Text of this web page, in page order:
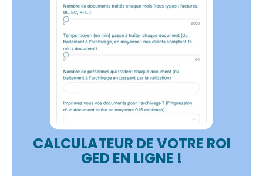
CALCULATEUR DE VOTRE ROI
GED EN LIGNE !